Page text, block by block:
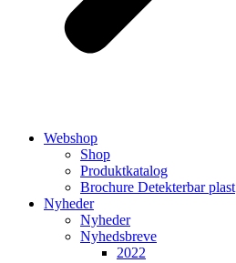
Webshop
Shop
Produktkatalog
Brochure Detekterbar plast
Nyheder
Nyheder
Nyhedsbreve
2022